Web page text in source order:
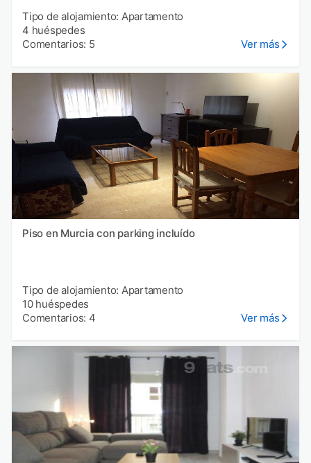
Tipo de alojamiento: Apartamento
4 huéspedes
Comentarios: 5
Ver más
Piso en Murcia con parking incluído
Tipo de alojamiento: Apartamento
10 huéspedes
Comentarios: 4
Ver más